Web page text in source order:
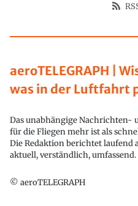
aeroTELEGRAPH |
was in der Luftfahrt
Das unabhängige
für die Fliegen mehr ist als
Die Redaktion berichtet laufend
aktuell, verständlich, umfassend.
© aeroTELEGRAPH